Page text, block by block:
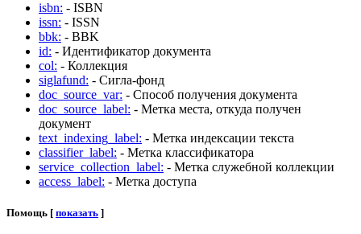
isbn: - ISBN
issn: - ISSN
bbk: - BBK
id: - Идентификатор документа
col: - Коллекция
siglafund: - Сигла-фонд
doc_source_var: - Способ получения документа
doc_source_label: - Метка места, откуда получен
документ
text_indexing_label: - Метка индексации текста
classifier_label: - Метка классификатора
service_collection_label: - Метка служебной коллекции
access_label: - Метка доступа
Помощь [ показать ]